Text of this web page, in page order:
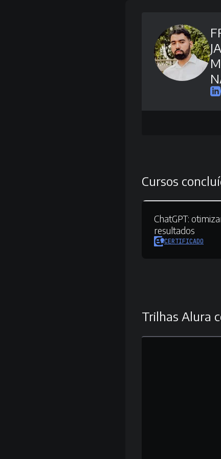
Cursos
ChatGPT:
resultados
CERTIFICADO
Trilhas Alura